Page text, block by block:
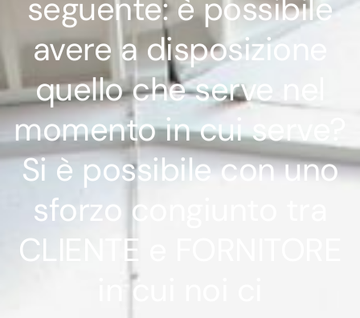
seguente: è possibile
avere a disposizione
quello che serve nel
momento in cui serve?
Si è possibile con uno
sforzo congiunto tra
CLIENTE e FORNITORE
in cui noi ci